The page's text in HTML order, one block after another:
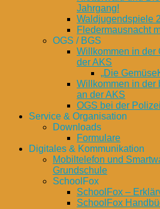
Jahrgang!
Waldjugendspiele
Fledermausnacht
OGS / BGS
Willkommen in der
der AKS
„Die
Willkommen in der
an der AKS
OGS bei der Polizei
Service & Organisation
Downloads
Formulare
Digitales & Kommunikation
Mobiltelefon und
Grundschule
SchoolFox
SchoolFox –
SchoolFox